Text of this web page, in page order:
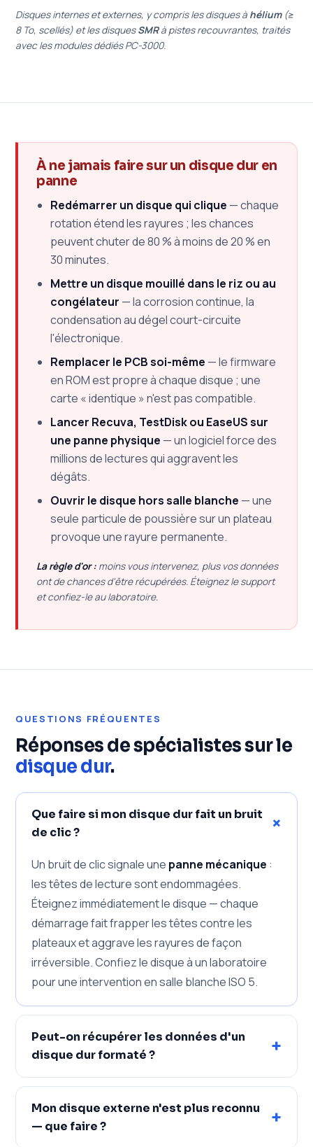
Disques internes et externes, y compris les disques à hélium(≥
8 To, scellés) et les disquesSMRà pistes recouvrantes, traités
avec les modules dédiés PC-3000.
À ne jamais faire sur un disque dur en
panne
Redémarrer un disque qui clique — chaque
rotation étend les rayures ; les chances
peuvent chuter de 80 % à moins de 20 % en
30 minutes.
Mettre un disque mouillé dans le riz ou au
congélateur — la corrosion continue, la
condensation au dégel court-circuite
l'électronique.
Remplacer le PCB soi-même — le firmware
en ROM est propre à chaque disque ; une
carte « identique » n'est pas compatible.
Lancer Recuva, TestDisk ou EaseUS sur
une panne physique — un logiciel force des
millions de lectures qui aggravent les
dégâts.
Ouvrir le disque hors salle blanche — une
seule particule de poussière sur un plateau
provoque une rayure permanente.
La règle d'or : moins vous intervenez, plus vos données
ont de chances d'être récupérées. Éteignez le support
et confiez-le au laboratoire.
QUESTIONS FRÉQUENTES
Réponses de spécialistes sur le
disque dur.
Que faire si mon disque dur fait un bruit
de clic ?
+
Un bruit de clic signale une panne mécanique :
les têtes de lecture sont endommagées.
Éteignez immédiatement le disque — chaque
démarrage fait frapper les têtes contre les
plateaux et aggrave les rayures de façon
irréversible. Confiez le disque à un laboratoire
pour une intervention en salle blanche ISO 5.
Peut-on récupérer les données d'un
disque dur formaté ?
+
Mon disque externe n'est plus reconnu
— que faire ?
+